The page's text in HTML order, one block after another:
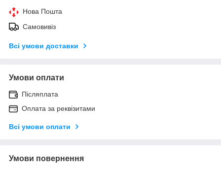
Нова Пошта
Самовивіз
Всі умови доставки
Умови оплати
Післяплата
Оплата за реквізитами
Всі умови оплати
Умови повернення